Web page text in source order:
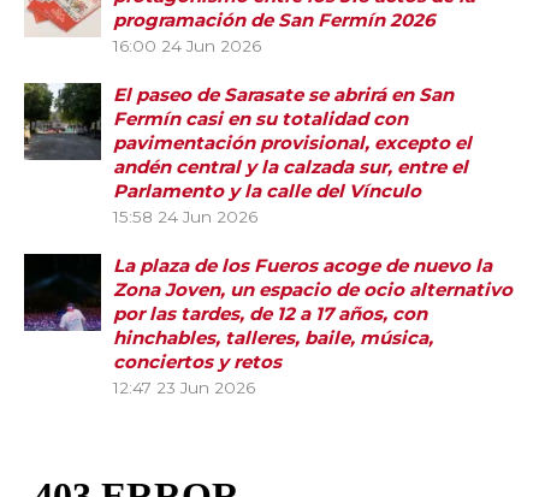
programación de San Fermín 2026
16:00 24 Jun 2026
El paseo de Sarasate se abrirá en San
Fermín casi en su totalidad con
pavimentación provisional, excepto el
andén central y la calzada sur, entre el
Parlamento y la calle del Vínculo
15:58 24 Jun 2026
La plaza de los Fueros acoge de nuevo la
Zona Joven, un espacio de ocio alternativo
por las tardes, de 12 a 17 años, con
hinchables, talleres, baile, música,
conciertos y retos
12:47 23 Jun 2026